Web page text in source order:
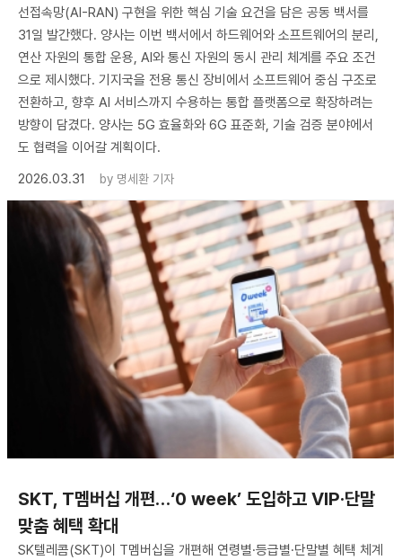
선접속망(AI-RAN) 구현을 위한 핵심 기술 요건을 담은 공동 백서를
31일 발간했다. 양사는 이번 백서에서 하드웨어와 소프트웨어의 분리,
연산 자원의 통합 운용, AI와 통신 자원의 동시 관리 체계를 주요 조건
으로 제시했다. 기지국을 전용 통신 장비에서 소프트웨어 중심 구조로
전환하고, 향후 AI 서비스까지 수용하는 통합 플랫폼으로 확장하려는
방향이 담겼다. 양사는 5G 효율화와 6G 표준화, 기술 검증 분야에서
도 협력을 이어갈 계획이다.
2026.03.31
by 명세환 기자
SKT, T멤버십 개편…‘0 week’ 도입하고 VIP·단말
맞춤 혜택 확대
SK텔레콤(SKT)이 T멤버십을 개편해 연령별·등급별·단말별 혜택 체계